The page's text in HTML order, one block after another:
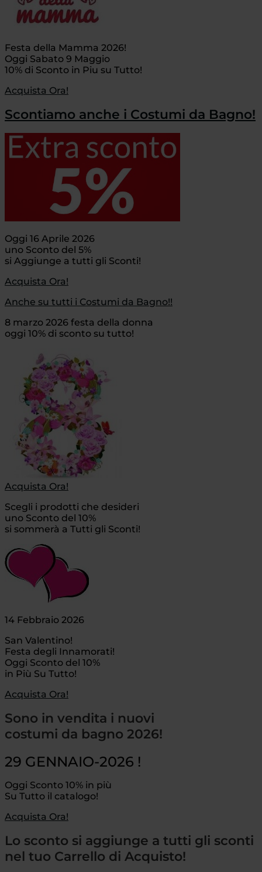
Festa della Mamma 2026!
Oggi Sabato 9 Maggio
10% di Sconto in Piu su Tutto!
Acquista Ora!
Scontiamo anche i Costumi da Bagno!
Oggi 16 Aprile 2026
uno Sconto del 5%
si Aggiunge a tutti gli Sconti!
Acquista Ora!
Anche su tutti i Costumi da Bagno!!
8 marzo 2026 festa della donna
oggi 10% di sconto su tutto!
Acquista Ora!
Scegli i prodotti che desideri
uno Sconto del 10%
si sommerà a Tutti gli Sconti!
14 Febbraio 2026
San Valentino!
Festa degli Innamorati!
Oggi Sconto del 10%
in Più Su Tutto!
Acquista Ora!
Sono in vendita i nuovi
costumi da bagno 2026!
29 GENNAIO-2026 !
Oggi Sconto 10% in più
Su Tutto il catalogo!
Acquista Ora!
Lo sconto si aggiunge a tutti gli sconti
nel tuo Carrello di Acquisto!